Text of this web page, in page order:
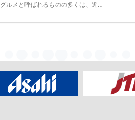
グルメと呼ばれるものの多くは、近…